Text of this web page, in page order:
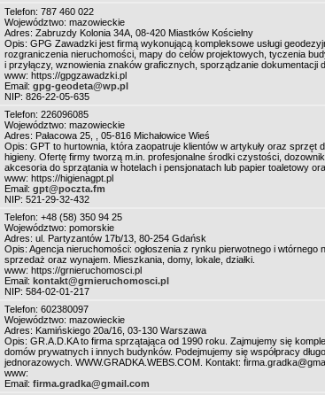
Telefon: 787 460 022
Województwo: mazowieckie
Adres: Zabruzdy Kolonia 34A, 08-420 Miastków Kościelny
Opis: GPG Zawadzki jest firmą wykonującą kompleksowe usługi
rozgraniczenia nieruchomości, mapy do celów projektowych, tyczenia
i przyłączy, wznowienia znaków graficznych, sporządzanie dokumentacji
www: https://gpgzawadzki.pl
Email: gpg-geodeta@wp.pl
NIP: 826-22-05-635
Telefon: 226096085
Województwo: mazowieckie
Adres: Pałacowa 25, , 05-816 Michałowice Wieś
Opis: GPT to hurtownia, która zaopatruje klientów w artykuły oraz sprzęt
higieny. Ofertę firmy tworzą m.in. profesjonalne środki czystości,
akcesoria do sprzątania w hotelach i pensjonatach lub papier toaletowy
www: https://higienagpt.pl
Email: gpt@poczta.fm
NIP: 521-29-32-432
Telefon: +48 (58) 350 94 25
Województwo: pomorskie
Adres: ul. Partyzantów 17b/13, 80-254 Gdańsk
Opis: Agencja nieruchomości: ogłoszenia z rynku pierwotnego i wtórnego
sprzedaż oraz wynajem. Mieszkania, domy, lokale, działki.
www: https://grnieruchomosci.pl
Email: kontakt@grnieruchomosci.pl
NIP: 584-02-01-217
Telefon: 602380097
Województwo: mazowieckie
Adres: Kamińskiego 20a/16, 03-130 Warszawa
Opis: GR.A.D.KA to firma sprzątająca od 1990 roku. Zajmujemy się
domów prywatnych i innych budynków. Podejmujemy się współpracy
jednorazowych. WWW.GRADKA.WEBS.COM. Kontakt:
www:
Email: firma.gradka@gmail.com